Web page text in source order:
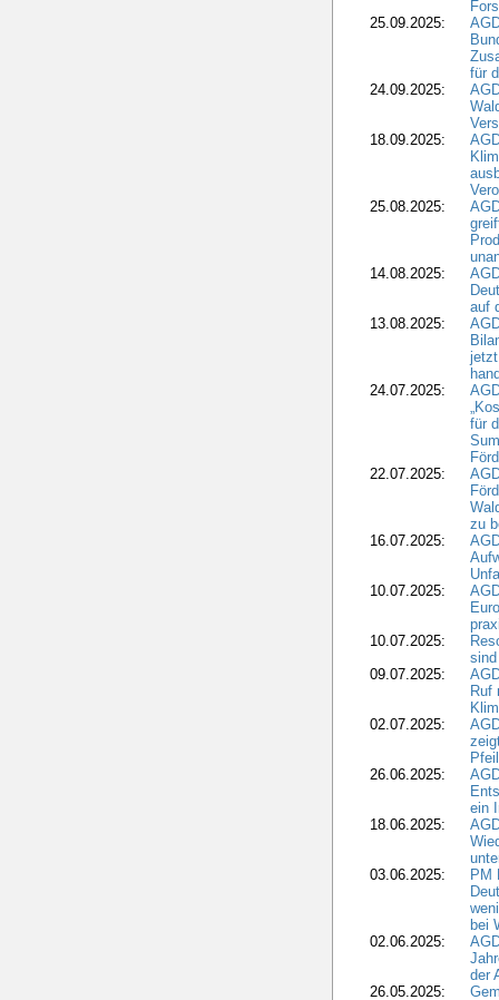
25.09.2025:
für
24.09.2025:
18.09.2025:
25.08.2025:
14.08.2025:
auf
13.08.2025:
24.07.2025:
für
22.07.2025:
zu
16.07.2025:
10.07.2025:
10.07.2025:
09.07.2025:
Ruf
02.07.2025:
26.06.2025:
ein
18.06.2025:
03.06.2025:
PM
bei
02.06.2025:
der
26.05.2025: